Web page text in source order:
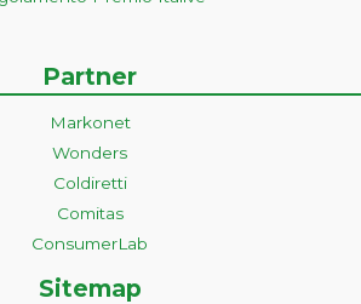
Partner
Markonet
Wonders
Coldiretti
Comitas
ConsumerLab
Sitemap